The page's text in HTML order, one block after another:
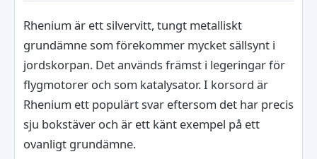
Rhenium är ett silvervitt, tungt metalliskt
grundämne som förekommer mycket sällsynt i
jordskorpan. Det används främst i legeringar för
flygmotorer och som katalysator. I korsord är
Rhenium ett populärt svar eftersom det har precis
sju bokstäver och är ett känt exempel på ett
ovanligt grundämne.